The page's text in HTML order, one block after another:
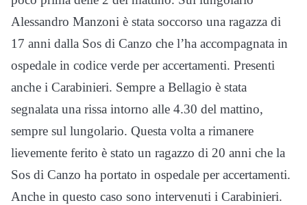
Alessandro Manzoni è stata soccorso una ragazza di
17 anni dalla Sos di Canzo che l’ha accompagnata in
ospedale in codice verde per accertamenti. Presenti
anche i Carabinieri. Sempre a Bellagio è stata
segnalata una rissa intorno alle 4.30 del mattino,
sempre sul lungolario. Questa volta a rimanere
lievemente ferito è stato un ragazzo di 20 anni che la
Sos di Canzo ha portato in ospedale per accertamenti.
Anche in questo caso sono intervenuti i Carabinieri.